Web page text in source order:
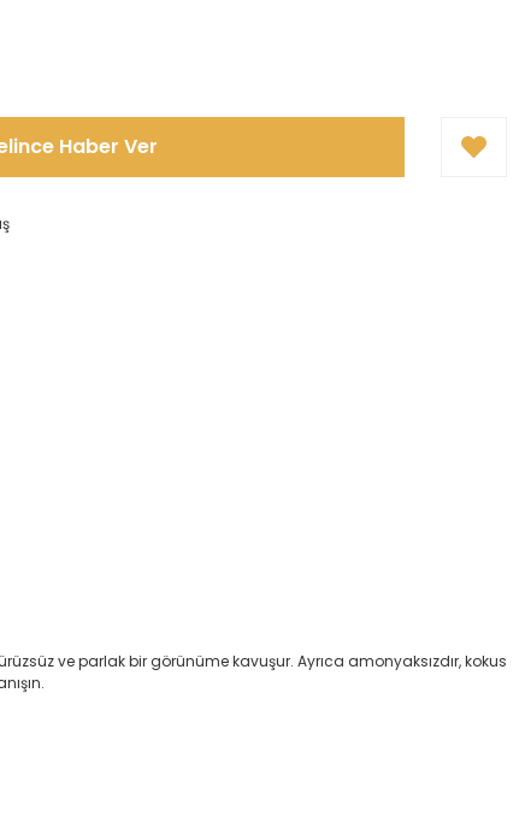
Haber Ver
ve parlak bir görünüme kavuşur. Ayrıca amonyaksızdır, kokus